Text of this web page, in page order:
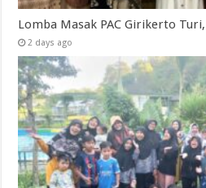
Lomba Masak PAC Girikerto
2 days ago